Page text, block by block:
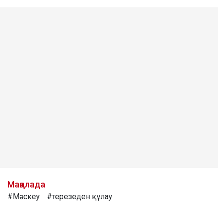
Мақалада
#Мәскеу #терезеден құлау